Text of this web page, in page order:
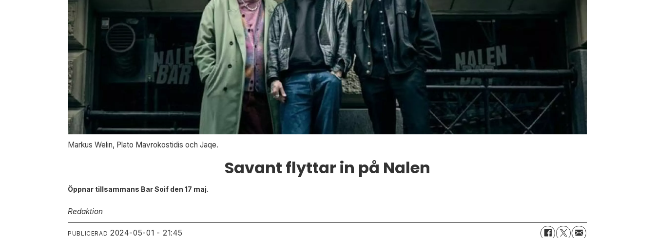
Markus Welin, Plato Mavrokostidis och Jaqe.
Savant flyttar in på Nalen
Öppnar tillsammans Bar Soif den 17 maj.
Redaktion
PUBLICERAD 2024-05-01 - 21:45